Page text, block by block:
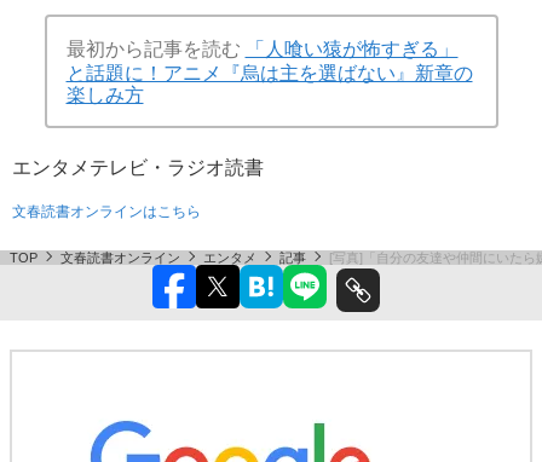
最初から記事を読む
「人喰い猿が怖すぎる」
と話題に！アニメ『烏は主を選ばない』新章の
楽しみ方
エンタメ テレビ・ラジオ読書
文春読書オンラインはこちら
TOP 文春読書オンライン エンタメ 記事 [写真]「自分の友達や仲間にいた